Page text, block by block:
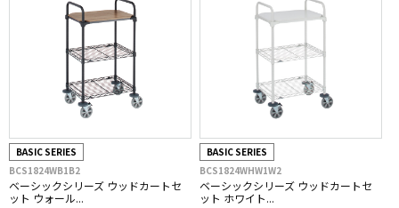
BASIC SERIES
BCS1824WB1B2
ベーシックシリーズ ウッドカートセ
ット ウォール...
BASIC SERIES
BCS1824WHW1W2
ベーシックシリーズ ウッドカートセ
ット ホワイト...